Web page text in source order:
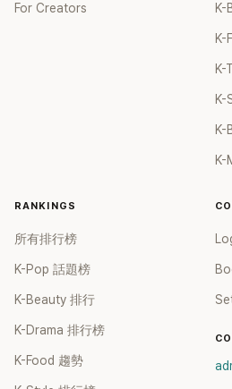
For Creators K-
K-
K-
K-
K-
K-
RANKINGS
所有排行榜
K-Pop 話題榜
K-Beauty 排行
K-Drama 排行榜
K-Food 趨勢